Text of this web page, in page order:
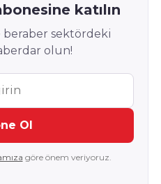
katılın
beraber sektördeki
olun!
Ol
göre önem veriyoruz.